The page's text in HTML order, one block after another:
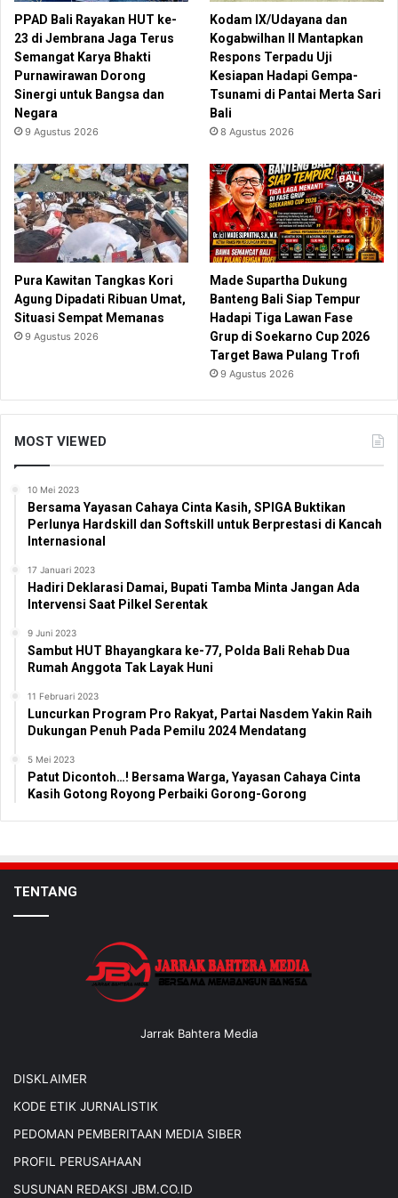
PPAD Bali Rayakan HUT ke-
23 di Jembrana Jaga Terus
Semangat Karya Bhakti
Purnawirawan Dorong
Sinergi untuk Bangsa dan
Negara
9 Agustus 2026
Kodam IX/Udayana dan
Kogabwilhan II Mantapkan
Respons Terpadu Uji
Kesiapan Hadapi Gempa-
Tsunami di Pantai Merta Sari
Bali
8 Agustus 2026
Pura Kawitan Tangkas Kori
Agung Dipadati Ribuan Umat,
Situasi Sempat Memanas
9 Agustus 2026
Made Supartha Dukung
Banteng Bali Siap Tempur
Hadapi Tiga Lawan Fase
Grup di Soekarno Cup 2026
Target Bawa Pulang Trofi
9 Agustus 2026
MOST VIEWED
10 Mei 2023
Bersama Yayasan Cahaya Cinta Kasih, SPIGA Buktikan
Perlunya Hardskill dan Softskill untuk Berprestasi di Kancah
Internasional
17 Januari 2023
Hadiri Deklarasi Damai, Bupati Tamba Minta Jangan Ada
Intervensi Saat Pilkel Serentak
9 Juni 2023
Sambut HUT Bhayangkara ke-77, Polda Bali Rehab Dua
Rumah Anggota Tak Layak Huni
11 Februari 2023
Luncurkan Program Pro Rakyat, Partai Nasdem Yakin Raih
Dukungan Penuh Pada Pemilu 2024 Mendatang
5 Mei 2023
Patut Dicontoh…! Bersama Warga, Yayasan Cahaya Cinta
Kasih Gotong Royong Perbaiki Gorong-Gorong
TENTANG
Jarrak Bahtera Media
DISKLAIMER
KODE ETIK JURNALISTIK
PEDOMAN PEMBERITAAN MEDIA SIBER
PROFIL PERUSAHAAN
SUSUNAN REDAKSI JBM.CO.ID